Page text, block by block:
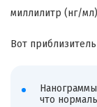
миллилитр (нг/
Вот
что